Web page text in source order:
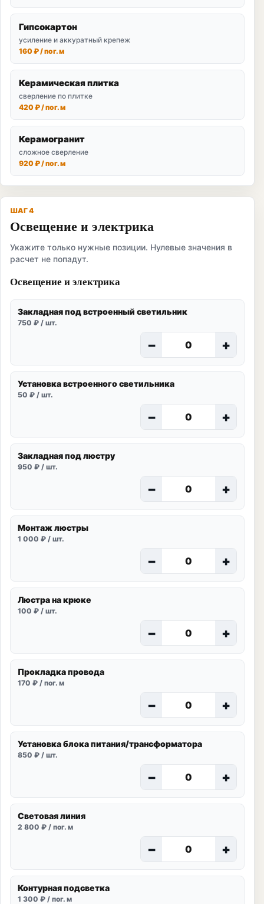
Гипсокартон
усиление и аккуратный крепеж
160 ₽ / пог. м
Керамическая плитка
сверление по плитке
420 ₽ / пог. м
Керамогранит
сложное сверление
920 ₽ / пог. м
ШАГ 4
Освещение и электрика
Укажите только нужные позиции. Нулевые значения в
расчет не попадут.
Освещение и электрика
Закладная под встроенный светильник
750 ₽ / шт.
− +
Установка встроенного светильника
50 ₽ / шт.
− +
Закладная под люстру
950 ₽ / шт.
− +
Монтаж люстры
1 000 ₽ / шт.
− +
Люстра на крюке
100 ₽ / шт.
− +
Прокладка провода
170 ₽ / пог. м
− +
Установка блока питания/трансформатора
850 ₽ / шт.
− +
Световая линия
2 800 ₽ / пог. м
− +
Контурная подсветка
1 300 ₽ / пог. м